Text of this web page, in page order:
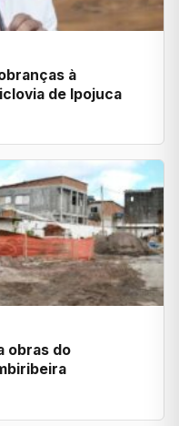
à
de Ipojuca
obras do